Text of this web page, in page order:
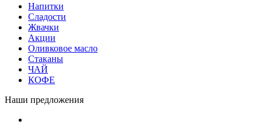
Напитки
Сладости
Жвачки
Акции
Оливковое масло
Стаканы
ЧАЙ
КОФЕ
Наши предложения